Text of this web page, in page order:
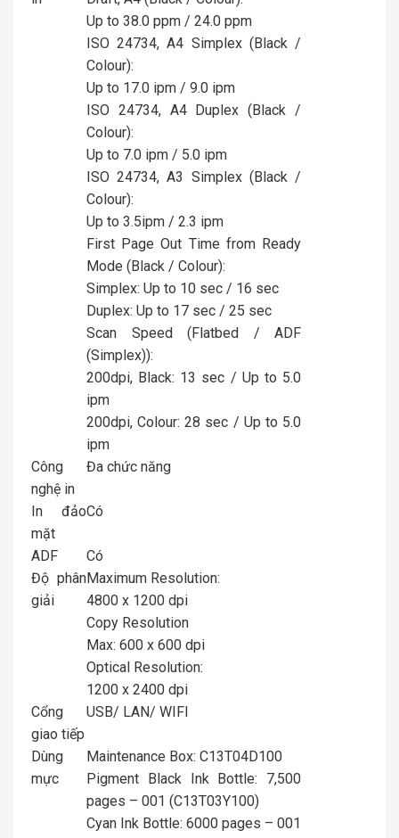
Up to 38.0 ppm / 24.0 ppm
ISO 24734, A4 Simplex (Black /
Colour):
Up to 17.0 ipm / 9.0 ipm
ISO 24734, A4 Duplex (Black /
Colour):
Up to 7.0 ipm / 5.0 ipm
ISO 24734, A3 Simplex (Black /
Colour):
Up to 3.5ipm / 2.3 ipm
First Page Out Time from Ready
Mode (Black / Colour):
Simplex: Up to 10 sec / 16 sec
Duplex: Up to 17 sec / 25 sec
Scan Speed (Flatbed / ADF
(Simplex)):
200dpi, Black: 13 sec / Up to 5.0
ipm
200dpi, Colour: 28 sec / Up to 5.0
ipm
Công
nghệ in
Đa chức năng
In đảo
mặt
Có
ADF
Có
Độ phân
giải
Maximum Resolution:
4800 x 1200 dpi
Copy Resolution
Max: 600 x 600 dpi
Optical Resolution:
1200 x 2400 dpi
Cổng
giao tiếp
USB/ LAN/ WIFI
Dùng
mực
Maintenance Box: C13T04D100
Pigment Black Ink Bottle: 7,500
pages – 001 (C13T03Y100)
Cyan Ink Bottle: 6000 pages – 001